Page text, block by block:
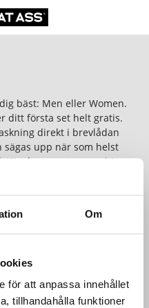
Om
för att anpassa innehållet
tillhandahålla funktioner
bäst: Men eller Women.
ditt första set helt gratis.
direkt i brevlådan
sägas upp när som helst
We dare you to wear it!